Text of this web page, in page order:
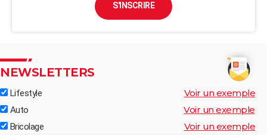
S'INSCRIRE
NEWSLETTERS
Lifestyle Voir un exemple
Auto Voir un exemple
Bricolage Voir un exemple